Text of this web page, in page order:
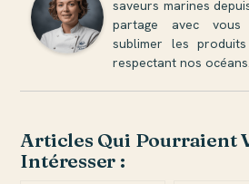
saveurs marines
partage avec
sublimer les
respectant nos océans.
Articles Qui Pourraient
Intéresser :